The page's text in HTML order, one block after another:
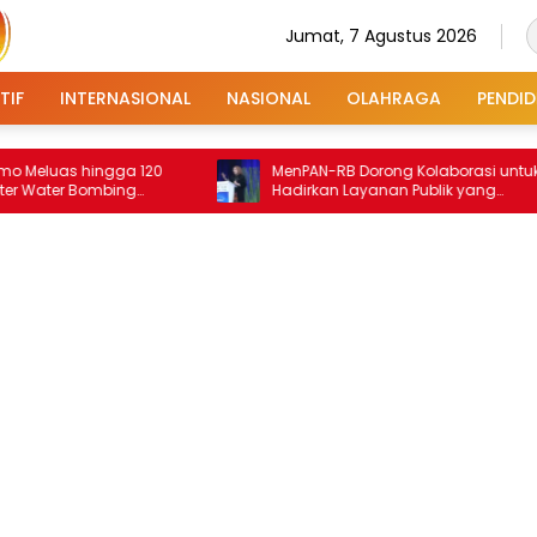
Jumat, 7 Agustus 2026
INTERNASIONAL NASIONAL OLAHRAGA
hingga 120
MenPAN-RB Dorong Kolaborasi untuk
Hadirkan Layanan Publik yang
Terintegrasi dan Inklusif